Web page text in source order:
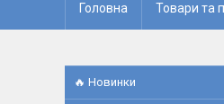
Головна Товари та
🔥 Новинки